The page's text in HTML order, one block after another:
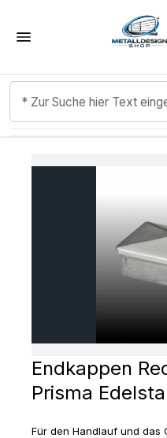
Zum Hauptinhalt springen
Endkappen
Prisma
Für den Handlauf und das